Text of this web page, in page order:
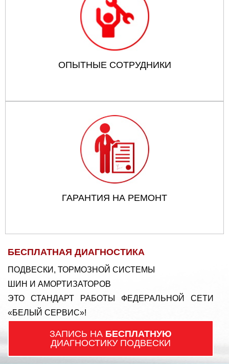
ОПЫТНЫЕ СОТРУДНИКИ
ГАРАНТИЯ НА РЕМОНТ
БЕСПЛАТНАЯ ДИАГНОСТИКА
ПОДВЕСКИ, ТОРМОЗНОЙ СИСТЕМЫ
ШИН И АМОРТИЗАТОРОВ
ЭТО СТАНДАРТ РАБОТЫ ФЕДЕРАЛЬНОЙ СЕТИ
«БЕЛЫЙ СЕРВИС»!
ЗАПИСЬ НА БЕСПЛАТНУЮ
ДИАГНОСТИКУ ПОДВЕСКИ